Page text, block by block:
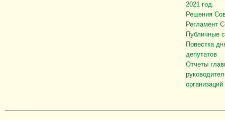
2021 год.
Решения
Регламент
Публичные
Повестка
депутатов
Отчеты
организаций